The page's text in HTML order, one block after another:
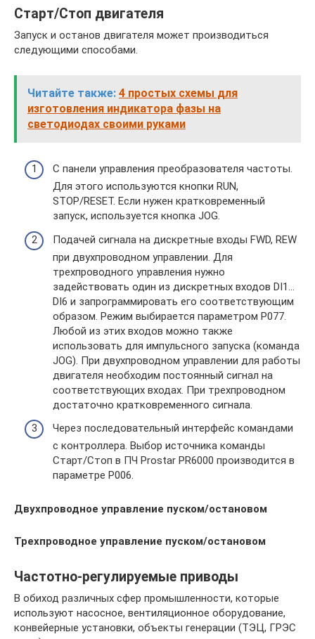
Старт/Стоп двигателя
Запуск и останов двигателя может производиться
следующими способами.
Читайте также: 4 простых схемы для
изготовления индикатора фазы на
светодиодах своими руками
С панели управления преобразователя частоты.
Для этого используются кнопки RUN,
STOP/RESET. Если нужен кратковременный
запуск, используется кнопка JOG.
Подачей сигнала на дискретные входы FWD, REW
при двухпроводном управлении. Для
трехпроводного управления нужно
задействовать один из дискретных входов DI1…
DI6 и запрограммировать его соответствующим
образом. Режим выбирается параметром Р077.
Любой из этих входов можно также
использовать для импульсного запуска (команда
JOG). При двухпроводном управлении для работы
двигателя необходим постоянный сигнал на
соответствующих входах. При трехпроводном
достаточно кратковременного сигнала.
Через последовательный интерфейс командами
с контроллера. Выбор источника команды
Старт/Стоп в ПЧ Prostar PR6000 производится в
параметре Р006.
Двухпроводное управление пуском/остановом
Трехпроводное управление пуском/остановом
Частотно-регулируемые приводы
В обиход различных сфер промышленности, которые
используют насосное, вентиляционное оборудование,
конвейерные установки, объекты генерации (ТЭЦ, ГРЭС